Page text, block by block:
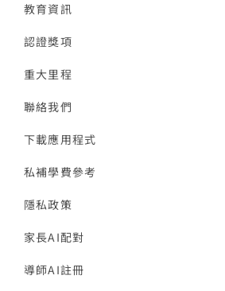
教育資訊
認證獎項
重大里程
聯絡我們
下載應用程式
私補學費參考
隱私政策
家長AI配對
導師AI註冊